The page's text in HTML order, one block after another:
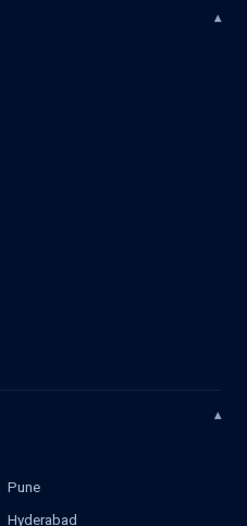
Pune
Hyderabad